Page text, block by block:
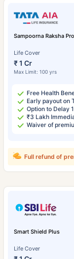
Sampoorna Raksha
Life Cover
₹ 1 Cr
Max Limit: 100 yrs
Free Health
Early payout on
Option to Delay
₹3 Lakh
Waiver of
Full refund of
Smart Shield Plus
Life Cover